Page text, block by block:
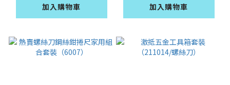
加入購物車
加入購物車